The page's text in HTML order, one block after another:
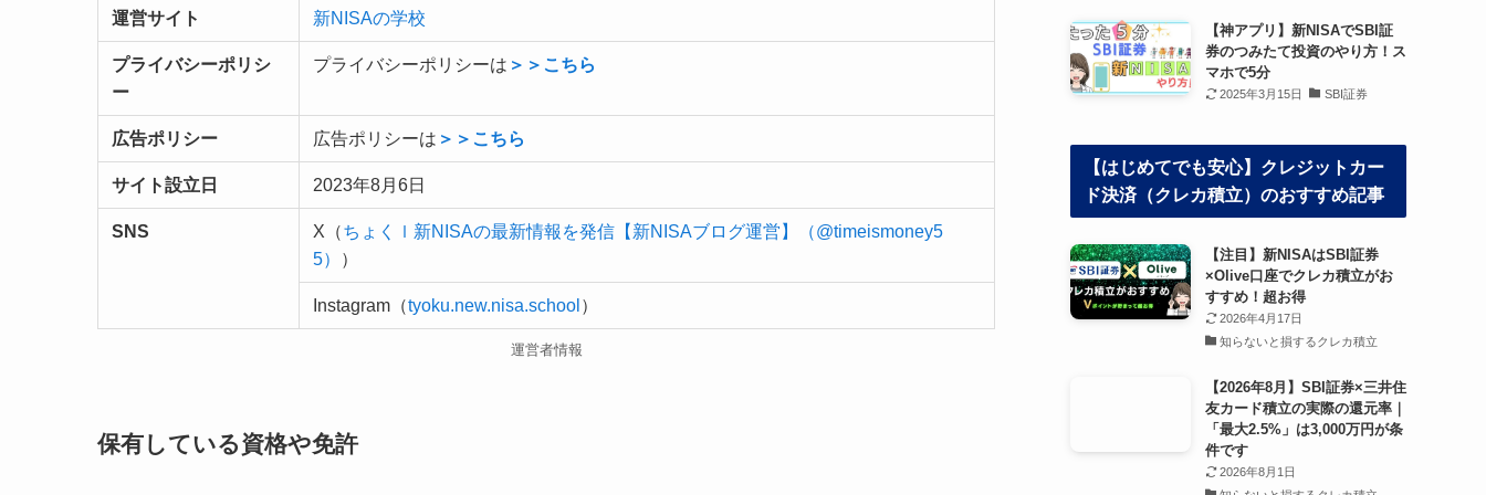
運営サイト 新NISAの学校
プライバシーポリシ
ー
プライバシーポリシーは ＞＞こちら
広告ポリシー 広告ポリシーは ＞＞こちら
サイト設立日 2023年8月6日
SNS X（ちょくｌ新NISAの最新情報を発信【新NISAブログ運営】（@timeismoney5
5）
）
Instagram（tyoku.new.nisa.school ）
運営者情報
保有している資格や免許
【神アプリ】新NISAでSBI証
券のつみたて投資のやり方！ス
マホで5分
2025年3月15日 SBI証券
【はじめてでも安心】クレジットカー
ド決済（クレカ積立）のおすすめ記事
【注目】新NISAはSBI証券
×Olive口座でクレカ積立がお
すすめ！超お得
2026年4月17日
知らないと損するクレカ積立
【2026年8月】SBI証券×三井住
友カード積立の実際の還元率｜
「最大2.5%」は3,000万円が条
件です
2026年8月1日